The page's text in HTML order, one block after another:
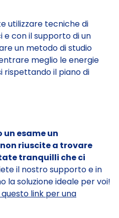
utilizzare tecniche di
e con il supporto di un
un metodo di studio
meglio le energie
rispettando il piano di
esame un
riuscite a trovare
tranquilli che ci
il nostro supporto e in
la soluzione ideale per voi!
link per una